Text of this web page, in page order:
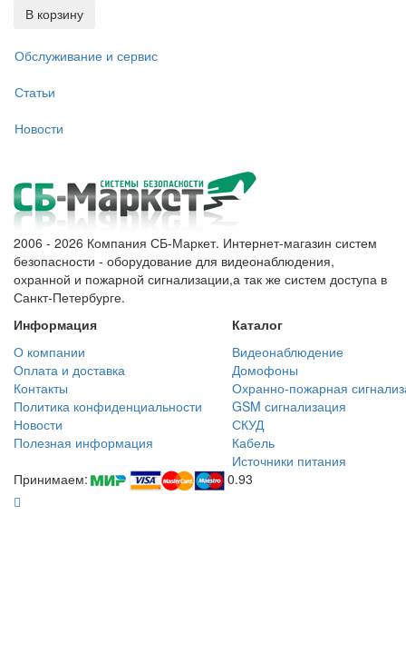
В корзину
Обслуживание и сервис
Статьи
Новости
2006 - 2026 Компания СБ-Маркет. Интернет-магазин систем
безопасности - оборудование для видеонаблюдения,
охранной и пожарной сигнализации,а так же систем доступа в
Санкт-Петербурге.
Информация
Каталог
О компании
Видеонаблюдение
Оплата и доставка
Домофоны
Контакты
Охранно-пожарная
Политика конфиденциальности
GSM сигнализация
Новости
СКУД
Полезная информация
Кабель
Источники питания
Принимаем:
0.93